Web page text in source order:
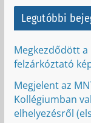
Legutóbbi
Megkezdődött a
felzárkóztató
Megjelent az
Kollégiumban
elhelyezésről